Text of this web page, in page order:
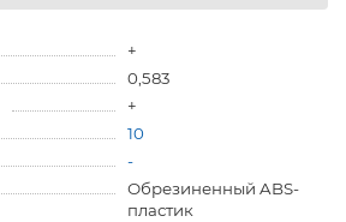
+
0,583
+
10
-
Обрезиненный ABS-
пластик